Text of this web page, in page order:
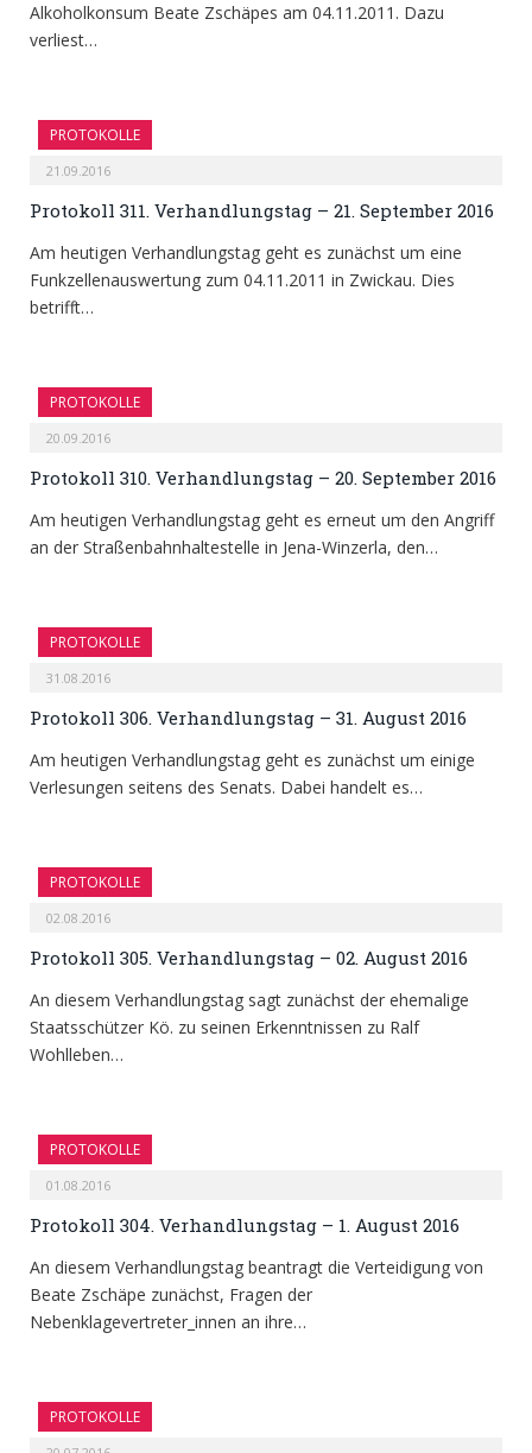
Alkoholkonsum Beate Zschäpes am 04.11.2011. Dazu
verliest…
PROTOKOLLE
21.09.2016
Protokoll 311. Verhandlungstag – 21. September 2016
Am heutigen Verhandlungstag geht es zunächst um eine
Funkzellenauswertung zum 04.11.2011 in Zwickau. Dies
betrifft…
PROTOKOLLE
20.09.2016
Protokoll 310. Verhandlungstag – 20. September 2016
Am heutigen Verhandlungstag geht es erneut um den Angriff
an der Straßenbahnhaltestelle in Jena-Winzerla, den…
PROTOKOLLE
31.08.2016
Protokoll 306. Verhandlungstag – 31. August 2016
Am heutigen Verhandlungstag geht es zunächst um einige
Verlesungen seitens des Senats. Dabei handelt es…
PROTOKOLLE
02.08.2016
Protokoll 305. Verhandlungstag – 02. August 2016
An diesem Verhandlungstag sagt zunächst der ehemalige
Staatsschützer Kö. zu seinen Erkenntnissen zu Ralf
Wohlleben…
PROTOKOLLE
01.08.2016
Protokoll 304. Verhandlungstag – 1. August 2016
An diesem Verhandlungstag beantragt die Verteidigung von
Beate Zschäpe zunächst, Fragen der
Nebenklagevertreter_innen an ihre…
PROTOKOLLE